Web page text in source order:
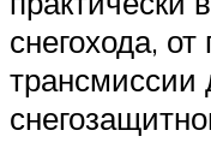
снегохода,
трансмиссии